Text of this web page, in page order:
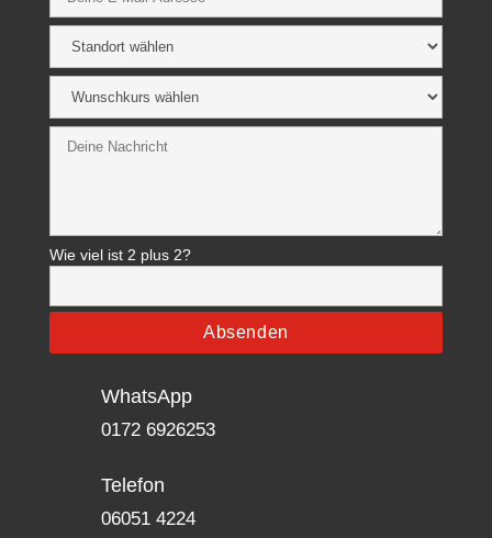
Wie viel ist 2 plus 2?
WhatsApp
0172 6926253‬
Telefon
06051 4224